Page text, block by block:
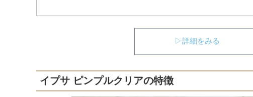
▷詳細をみる
イプサ ピンプルクリアの特徴